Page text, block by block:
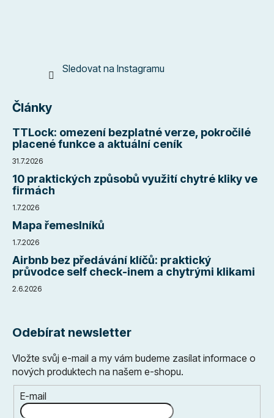
Sledovat na Instagramu
Články
TTLock: omezení bezplatné verze, pokročilé
placené funkce a aktuální ceník
31.7.2026
10 praktických způsobů využití chytré kliky ve
firmách
1.7.2026
Mapa řemeslníků
1.7.2026
Airbnb bez předávání klíčů: praktický
průvodce self check-inem a chytrými klikami
2.6.2026
Odebírat newsletter
Vložte svůj e-mail a my vám budeme zasílat informace o
nových produktech na našem e-shopu.
E-mail